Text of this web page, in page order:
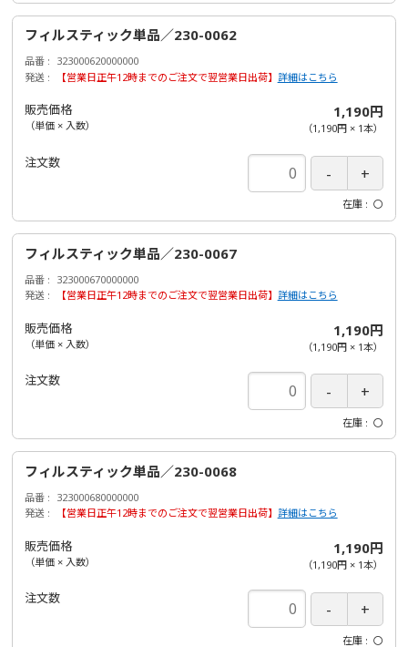
フィルスティック単品／230-0062
品番
323000620000000
発送
【営業日正午12時までのご注文で翌営業日出荷】 詳細はこちら
販売価格
（単価 × 入数）
1,190円
（1,190円× 1本）
注文数
在庫 〇
フィルスティック単品／230-0067
品番
323000670000000
発送
【営業日正午12時までのご注文で翌営業日出荷】 詳細はこちら
販売価格
（単価 × 入数）
1,190円
（1,190円× 1本）
注文数
在庫 〇
フィルスティック単品／230-0068
品番
323000680000000
発送
【営業日正午12時までのご注文で翌営業日出荷】 詳細はこちら
販売価格
（単価 × 入数）
1,190円
（1,190円× 1本）
注文数
在庫 〇